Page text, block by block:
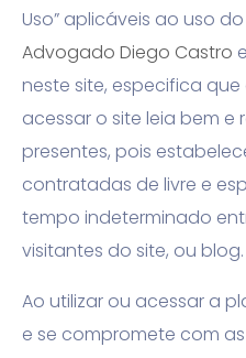
Uso” aplicáveis ao uso
Advogado Diego Castro
neste site, especifica
acessar o site leia bem e
presentes, pois
contratadas de livre e
tempo indeterminado
visitantes do site, ou blog.
Ao utilizar ou acessar a
e se compromete com